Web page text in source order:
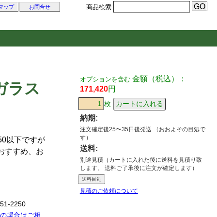
ラス
以下ですが
すすめ、お
2250
場合はご相
オプションを含む 金額（税込）：
171,420円
枚
納期:
注文確定後25〜35日後発送 （おおよその目処で
す）
送料:
別途見積（カートに入れた後に送料を見積り致
します。 送料ご了承後に注文が確定します）
送料目処
見積のご依頼について
ップ お問合せ 商品検索